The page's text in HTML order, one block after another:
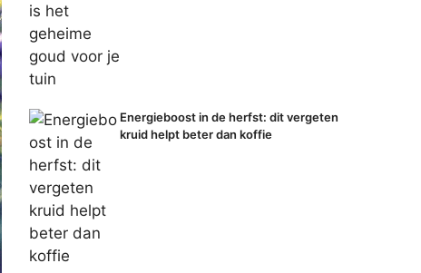
Energieboost in de herfst: dit vergeten
kruid helpt beter dan koffie